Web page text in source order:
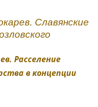
Славянские
Расселение
в концепции